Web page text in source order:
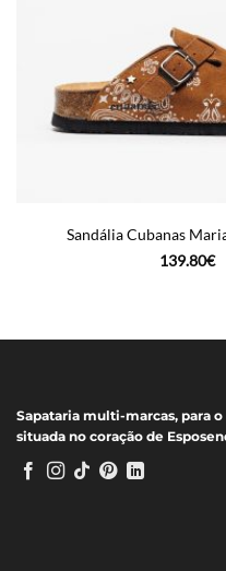
Sandália Cubanas
139.80€
Sapataria multi-marcas, para
situada no coração de